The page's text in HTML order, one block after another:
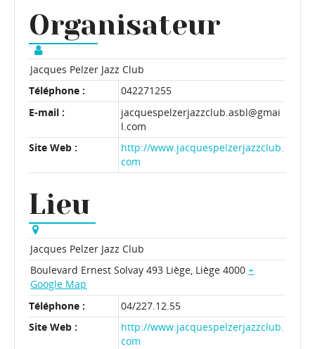
Organisateur
Jacques Pelzer Jazz Club
Téléphone :
042271255
E-mail :
jacquespelzerjazzclub.asbl@gmai
l.com
Site Web :
http://www.jacquespelzerjazzclub.
com
Lieu
Jacques Pelzer Jazz Club
Boulevard Ernest Solvay 493 Liège, Liège 4000 +
Google Map
Téléphone :
04/227.12.55
Site Web :
http://www.jacquespelzerjazzclub.
com